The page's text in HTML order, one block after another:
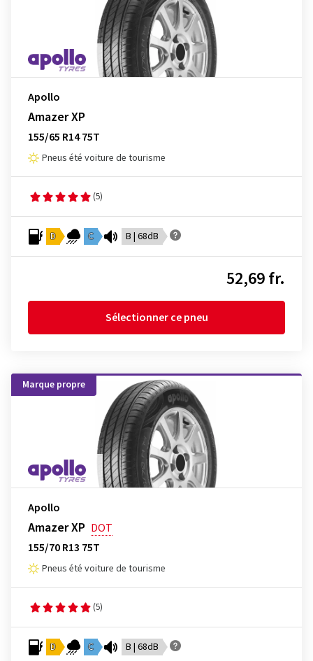
Apollo
Amazer XP
155/65 R14 75T
Pneus été voiture de tourisme
(5)
D C B | 68dB
52,69 fr.
Sélectionner ce pneu
Marque propre
Apollo
Amazer XP DOT
155/70 R13 75T
Pneus été voiture de tourisme
(5)
D C B | 68dB